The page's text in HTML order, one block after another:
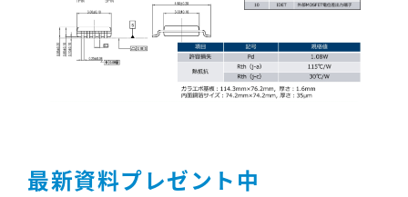
最新資料プレゼント中